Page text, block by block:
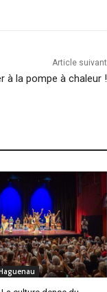
Article suivant
à la pompe à chaleur !